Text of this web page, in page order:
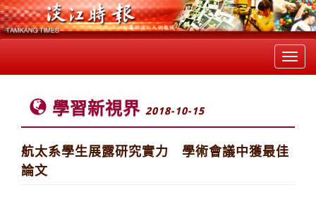
學習新視界 2018-10-15
航太系學生展露研究實力 學術會議中獲最佳
論文